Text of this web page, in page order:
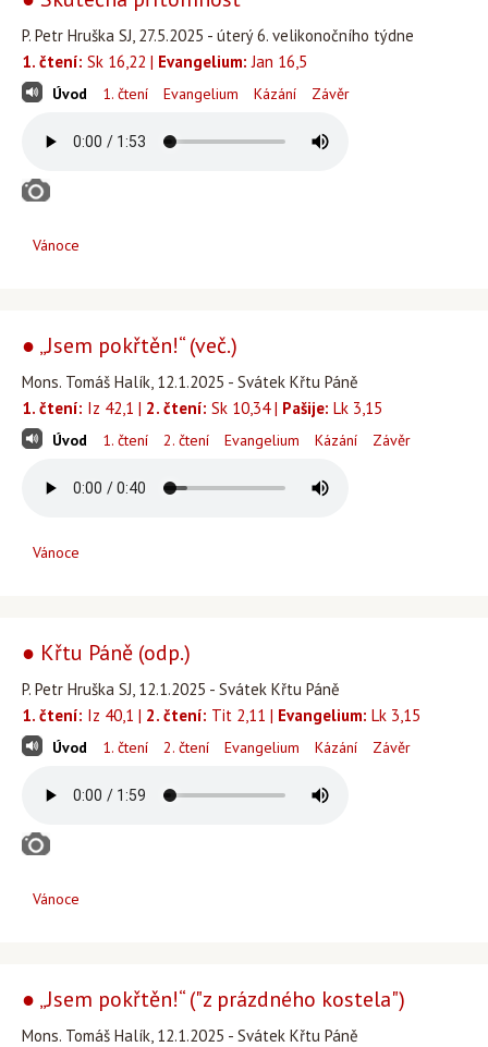
P. Petr Hruška SJ, 27.5.2025 - úterý 6. velikonočního týdne
1. čtení: Sk 16,22 | Evangelium: Jan 16,5
Úvod 1. čtení Evangelium Kázání Závěr
Vánoce
● „Jsem pokřtěn!“ (več.)
Mons. Tomáš Halík, 12.1.2025 - Svátek Křtu Páně
1. čtení: Iz 42,1 | 2. čtení: Sk 10,34 | Pašije: Lk 3,15
Úvod 1. čtení 2. čtení Evangelium Kázání Závěr
Vánoce
● Křtu Páně (odp.)
P. Petr Hruška SJ, 12.1.2025 - Svátek Křtu Páně
1. čtení: Iz 40,1 | 2. čtení: Tit 2,11 | Evangelium: Lk 3,15
Úvod 1. čtení 2. čtení Evangelium Kázání Závěr
Vánoce
● „Jsem pokřtěn!“ ("z prázdného kostela")
Mons. Tomáš Halík, 12.1.2025 - Svátek Křtu Páně